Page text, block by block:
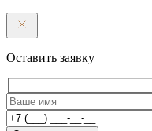
Оставить заявку